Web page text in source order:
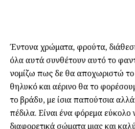
Έντονα χρώματα, φρούτα,
όλα αυτά συνθέτουν αυτό το
νομίζω πως δε θα αποχωριστώ
θηλυκό και αέρινο θα το
το βράδυ, με ίσια παπούτσια
πέδιλα. Είναι ένα φόρεμα
διαφορετικά σώματα μιας και